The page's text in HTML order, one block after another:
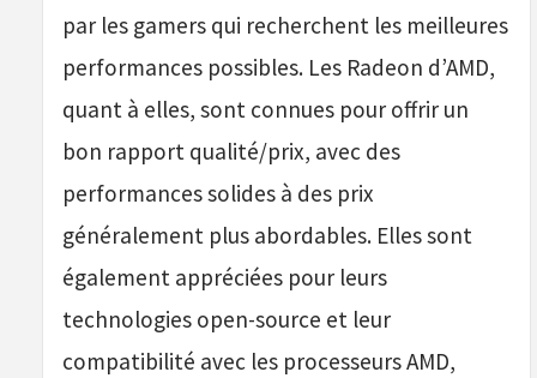
par les gamers qui recherchent les meilleures
performances possibles. Les Radeon d’AMD,
quant à elles, sont connues pour offrir un
bon rapport qualité/prix, avec des
performances solides à des prix
généralement plus abordables. Elles sont
également appréciées pour leurs
technologies open-source et leur
compatibilité avec les processeurs AMD,